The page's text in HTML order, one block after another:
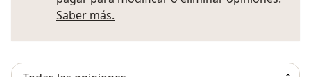
Saber más.